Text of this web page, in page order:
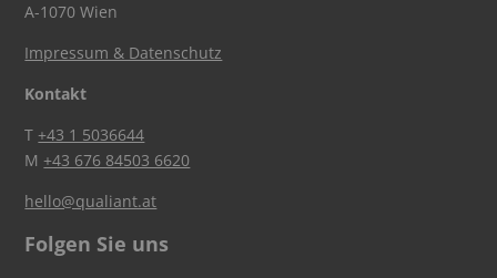
A-1070 Wien
Impressum & Datenschutz
Kontakt
T+43 1 5036644
M+43 676 84503 6620
hello@qualiant.at
Folgen Sie uns